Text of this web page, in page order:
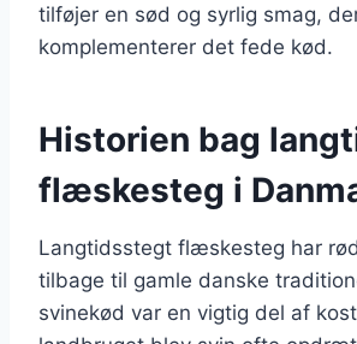
tilføjer en sød og syrlig smag,
komplementerer det fede kød.
Historien bag
flæskesteg i
Langtidsstegt flæskesteg har
tilbage til gamle danske
svinekød var en vigtig del af